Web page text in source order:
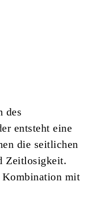
des
entsteht eine
die seitlichen
Zeitlosigkeit.
Kombination mit